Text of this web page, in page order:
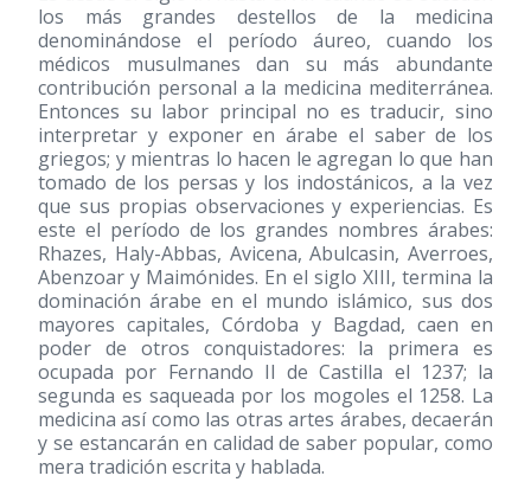
los más grandes destellos de la medicina
denominándose el período áureo, cuando los
médicos musulmanes dan su más abundante
contribución personal a la medicina mediterránea.
Entonces su labor principal no es traducir, sino
interpretar y exponer en árabe el saber de los
griegos; y mientras lo hacen le agregan lo que han
tomado de los persas y los indostánicos, a la vez
que sus propias observaciones y experiencias. Es
este el período de los grandes nombres árabes:
Rhazes, Haly-Abbas, Avicena, Abulcasin, Averroes,
Abenzoar y Maimónides. En el siglo XIII, termina la
dominación árabe en el mundo islámico, sus dos
mayores capitales, Córdoba y Bagdad, caen en
poder de otros conquistadores: la primera es
ocupada por Fernando II de Castilla el 1237; la
segunda es saqueada por los mogoles el 1258. La
medicina así como las otras artes árabes, decaerán
y se estancarán en calidad de saber popular, como
mera tradición escrita y hablada.